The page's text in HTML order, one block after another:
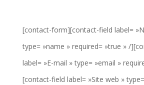
[contact-form][contact-field label=
type= »name » required= »true » /
label= »E-mail » type= »email »
[contact-field label= »Site web »